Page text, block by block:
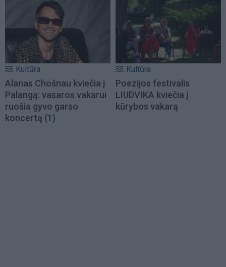
Kultūra
Alanas Chošnau kviečia į
Palangą: vasaros vakarui
ruošia gyvo garso
koncertą (1)
Kultūra
Poezijos festivalis
LIUDVIKA kviečia į
kūrybos vakarą